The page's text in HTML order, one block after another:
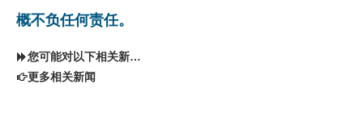
概不负任何责任。
您可能对以下相关新闻同样感兴趣
更多相关新闻